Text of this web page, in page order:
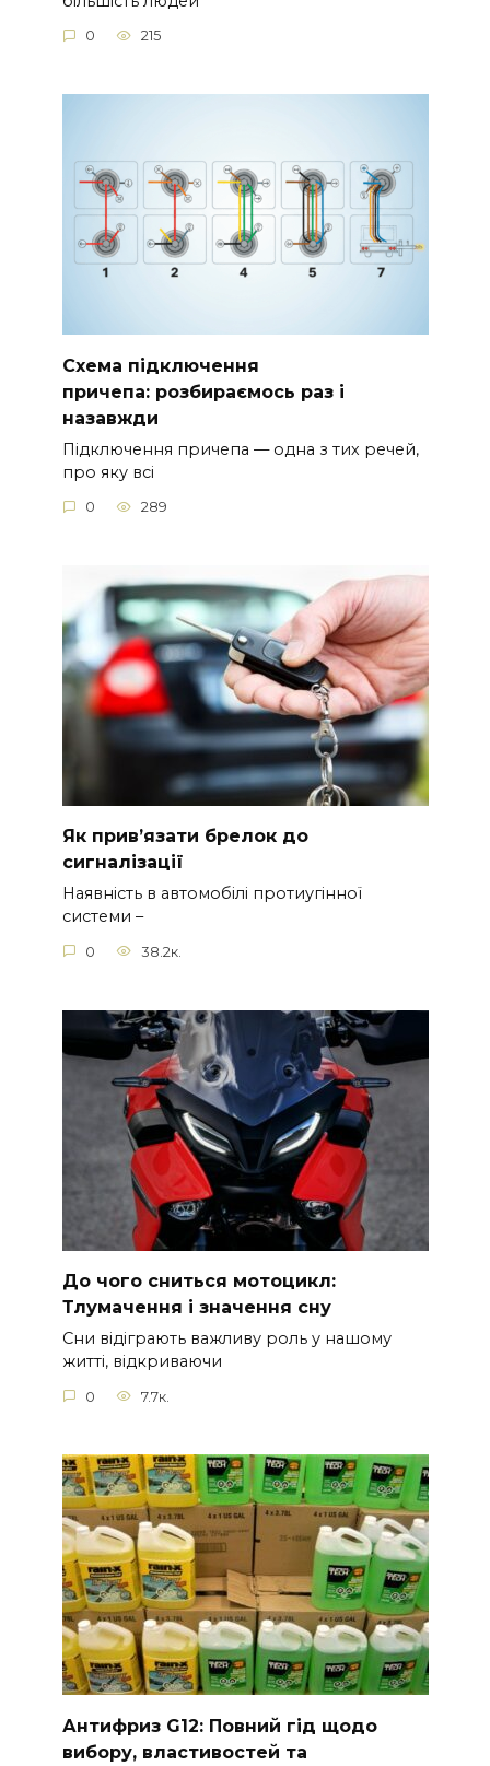
0 215
Схема підключення
причепа: розбираємось раз і
назавжди
Підключення причепа — одна з тих речей,
про яку всі
0 289
Як прив’язати брелок до
сигналізації
Наявність в автомобілі протиугінної
системи –
0 38.2к.
До чого сниться мотоцикл:
Тлумачення і значення сну
Сни відіграють важливу роль у нашому
житті, відкриваючи
0 7.7к.
Антифриз G12: Повний гід щодо
вибору, властивостей та